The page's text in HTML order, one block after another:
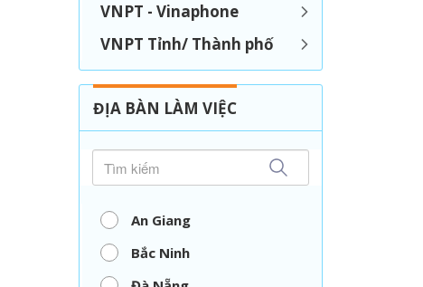
VNPT - Vinaphone
VNPT Tỉnh/ Thành phố
ĐỊA BÀN LÀM VIỆC
An Giang
Bắc Ninh